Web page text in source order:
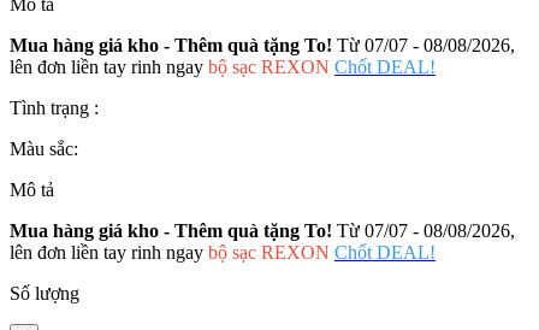
Mua hàng giá kho - Thêm quà tặng To! Từ 07/07 - 08/08/2026,
lên đơn liền tay rinh ngay bộ sạc REXON Chốt DEAL!
Tình trạng :
Màu sắc:
Mô tả
Mua hàng giá kho - Thêm quà tặng To! Từ 07/07 - 08/08/2026,
lên đơn liền tay rinh ngay bộ sạc REXON Chốt DEAL!
Số lượng